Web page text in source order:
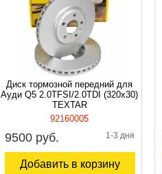
Диск тормозной передний для
Ауди Q5 2.0TFSI/2.0TDI (320x30)
TEXTAR
92160005
9500 руб. 1-3 дня
Добавить в корзину